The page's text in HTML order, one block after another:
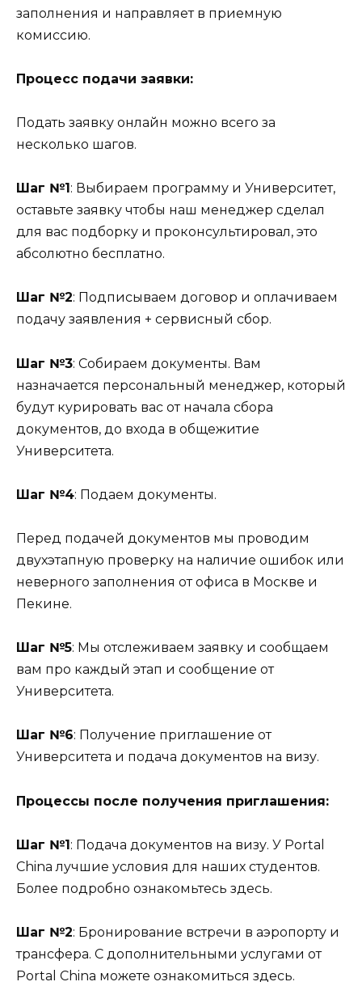
заполнения и направляет в приемную
комиссию.
Процесс подачи заявки:
Подать заявку онлайн можно всего за
несколько шагов.
Шаг №1 : Выбираем программу и Университет,
оставьте заявку чтобы наш менеджер сделал
для вас подборку и проконсультировал, это
абсолютно бесплатно.
Шаг №2: Подписываем договор и оплачиваем
подачу заявления + сервисный сбор.
Шаг №3: Собираем документы. Вам
назначается персональный менеджер, который
будут курировать вас от начала сбора
документов, до входа в общежитие
Университета.
Шаг №4: Подаем документы.
Перед подачей документов мы проводим
двухэтапную проверку на наличие ошибок или
неверного заполнения от офиса в Москве и
Пекине.
Шаг №5: Мы отслеживаем заявку и сообщаем
вам про каждый этап и сообщение от
Университета.
Шаг №6: Получение приглашение от
Университета и подача документов на визу.
Процессы после получения приглашения:
Шаг №1: Подача документов на визу. У Portal
China лучшие условия для наших студентов.
Более подробно ознакомьтесь здесь.
Шаг №2: Бронирование встречи в аэропорту и
трансфера. С дополнительными услугами от
Portal China можете ознакомиться здесь.